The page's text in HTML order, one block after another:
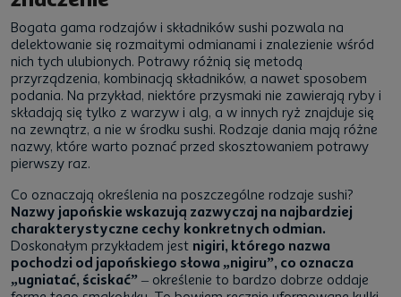
Bogata gama rodzajów i składników sushi pozwala na
delektowanie się rozmaitymi odmianami i znalezienie wśród
nich tych ulubionych. Potrawy różnią się metodą
przyrządzenia, kombinacją składników, a nawet sposobem
podania. Na przykład, niektóre przysmaki nie zawierają ryby i
składają się tylko z warzyw i alg, a w innych ryż znajduje się
na zewnątrz, a nie w środku sushi. Rodzaje dania mają różne
nazwy, które warto poznać przed skosztowaniem potrawy
pierwszy raz.
Co oznaczają określenia na poszczególne rodzaje sushi?
Nazwy japońskie wskazują zazwyczaj na najbardziej
charakterystyczne cechy konkretnych odmian.
Doskonałym przykładem jest nigiri, którego nazwa
pochodzi od japońskiego słowa „nigiru”, co oznacza
„ugniatać, ściskać” – określenie to bardzo dobrze oddaje